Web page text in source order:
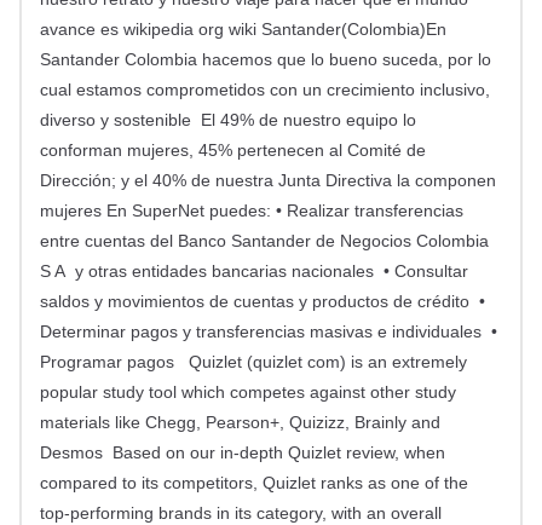
avance es wikipedia org wiki Santander(Colombia)En
Santander Colombia hacemos que lo bueno suceda, por lo
cual estamos comprometidos con un crecimiento inclusivo,
diverso y sostenible El 49% de nuestro equipo lo
conforman mujeres, 45% pertenecen al Comité de
Dirección; y el 40% de nuestra Junta Directiva la componen
mujeres En SuperNet puedes: • Realizar transferencias
entre cuentas del Banco Santander de Negocios Colombia
S A y otras entidades bancarias nacionales • Consultar
saldos y movimientos de cuentas y productos de crédito •
Determinar pagos y transferencias masivas e individuales •
Programar pagos Quizlet (quizlet com) is an extremely
popular study tool which competes against other study
materials like Chegg, Pearson+, Quizizz, Brainly and
Desmos Based on our in-depth Quizlet review, when
compared to its competitors, Quizlet ranks as one of the
top-performing brands in its category, with an overall